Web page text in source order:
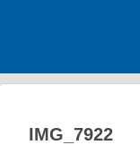
IMG_7922